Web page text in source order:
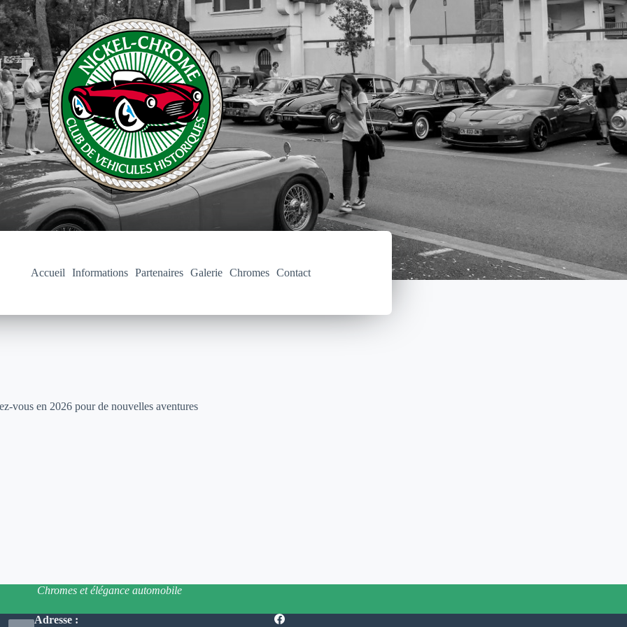
Accueil Informations Partenaires Galerie Chromes Contact
vous en 2026 pour de nouvelles aventures
Chromes et élégance automobile
Adresse :